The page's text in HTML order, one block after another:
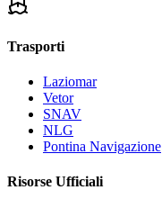
Trasporti
Laziomar
Vetor
SNAV
NLG
Pontina Navigazione
Risorse Ufficiali